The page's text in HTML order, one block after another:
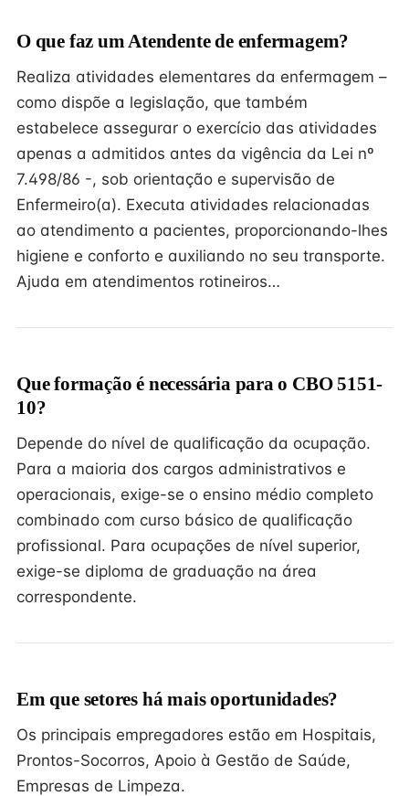
O que faz um Atendente de enfermagem?
Realiza atividades elementares da enfermagem –
como dispõe a legislação, que também
estabelece assegurar o exercício das atividades
apenas a admitidos antes da vigência da Lei nº
7.498/86 -, sob orientação e supervisão de
Enfermeiro(a). Executa atividades relacionadas
ao atendimento a pacientes, proporcionando-lhes
higiene e conforto e auxiliando no seu transporte.
Ajuda em atendimentos rotineiros…
Que formação é necessária para o CBO 5151-
10?
Depende do nível de qualificação da ocupação.
Para a maioria dos cargos administrativos e
operacionais, exige-se o ensino médio completo
combinado com curso básico de qualificação
profissional. Para ocupações de nível superior,
exige-se diploma de graduação na área
correspondente.
Em que setores há mais oportunidades?
Os principais empregadores estão em Hospitais,
Prontos-Socorros, Apoio à Gestão de Saúde,
Empresas de Limpeza.